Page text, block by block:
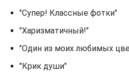
"Супер! Классные фотки"
"Харизматичный!"
"Один из моих любимых
"Крик души"